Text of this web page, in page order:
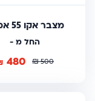
מצבר אקו 55 אמפר
החל מ -
500
₪
480